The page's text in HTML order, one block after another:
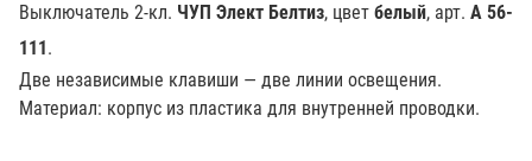
Выключатель 2-кл. ЧУП Элект Белтиз, цвет белый, арт. А 56-
111.
Две независимые клавиши — две линии освещения.
Материал: корпус из пластика для внутренней проводки.